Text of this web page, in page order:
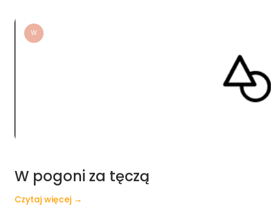
W
W pogoni za tęczą
Czytaj więcej →